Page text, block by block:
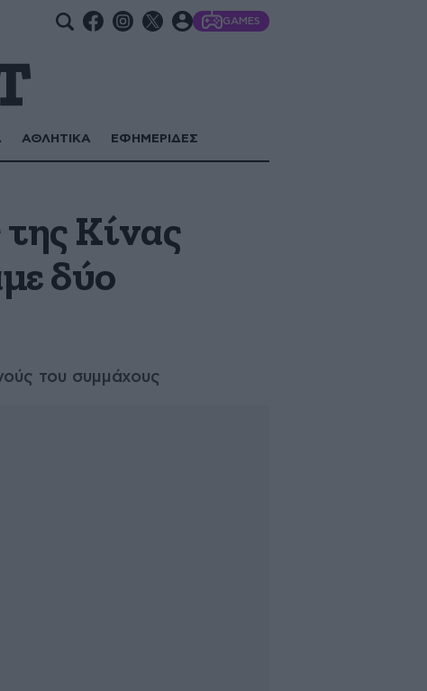
GAMES
ΑΘΛΗΤΙΚΑ ΕΦΗΜΕΡΙΔΕΣ
της Κίνας
δύο
του συμμάχους